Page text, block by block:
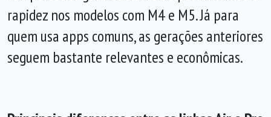
rapidez nos modelos com M4 e M5. Já para
quem usa apps comuns, as gerações anteriores
seguem bastante relevantes e econômicas.